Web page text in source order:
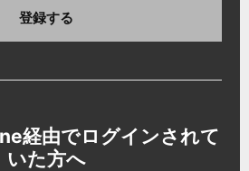
登録する
経由でログインされて
いた方へ